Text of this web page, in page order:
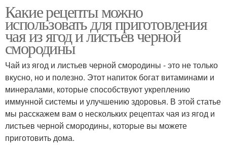
Какие рецепты можно
использовать для приготовления
чая из ягод и листьев черной
смородины
Чай из ягод и листьев черной смородины - это не только
вкусно, но и полезно. Этот напиток богат витаминами и
минералами, которые способствуют укреплению
иммунной системы и улучшению здоровья. В этой статье
мы расскажем вам о нескольких рецептах чая из ягод и
листьев черной смородины, которые вы можете
приготовить дома.